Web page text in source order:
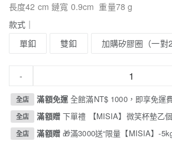
長度42 cm 鏈寬 0.9cm 重量78 g
款式｜
單釦
雙釦 加購矽膠圈（一對2
-
全店 滿額免運全館滿NT$ 1000，即享免運
全店 滿額贈 下單禮 【MISIA】微笑杯墊乙個
全店 滿額贈 🎁滿3000送“限量【MISIA】-